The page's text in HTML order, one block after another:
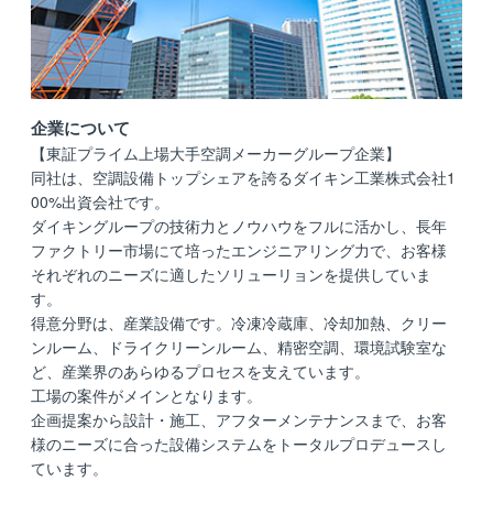
企業について
【東証プライム上場大手空調メーカーグループ企業】
同社は、空調設備トップシェアを誇るダイキン工業株式会社1
00%出資会社です。
ダイキングループの技術力とノウハウをフルに活かし、長年
ファクトリー市場にて培ったエンジニアリング力で、お客様
それぞれのニーズに適したソリューリョンを提供していま
す。
得意分野は、産業設備です。冷凍冷蔵庫、冷却加熱、クリー
ンルーム、ドライクリーンルーム、精密空調、環境試験室な
ど、産業界のあらゆるプロセスを支えています。
工場の案件がメインとなります。
企画提案から設計・施工、アフターメンテナンスまで、お客
様のニーズに合った設備システムをトータルプロデュースし
ています。